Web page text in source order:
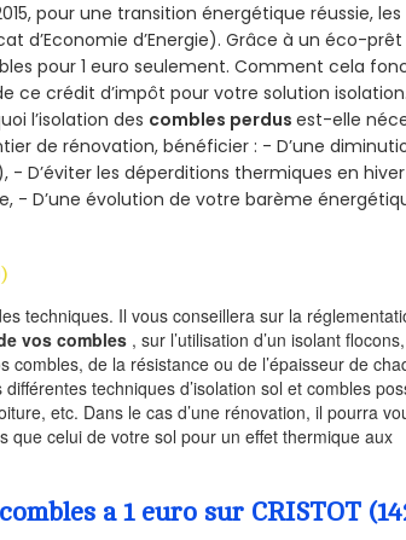
pour une transition énergétique réussie,
d’Economie d’Energie). Grâce à un éco-
pour 1 euro seulement. Comment cela
ce crédit d’impôt pour votre solution
l’isolation des combles perdusest-elle
de rénovation, bénéficier : - D’une
D’éviter les déperditions thermiques en
- D’une évolution de votre barème
techniques. Il vous conseillera sur la
vos combles , sur l’utilisation d’un isolant
combles, de la résistance ou de l’épaisseur de
techniques d’isolation sol et combles
etc. Dans le cas d’une rénovation, il pourra
que celui de votre sol pour un effet thermique aux
a 1 euro sur CRISTOT